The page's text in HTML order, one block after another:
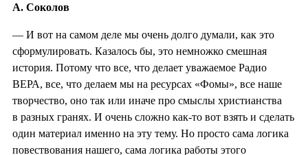
А. Соколов
— И вот на самом деле мы очень долго думали, как это
сформулировать. Казалось бы, это немножко смешная
история. Потому что все, что делает уважаемое Радио
ВЕРА, все, что делаем мы на ресурсах «Фомы», все наше
творчество, оно так или иначе про смыслы христианства
в разных гранях. И очень сложно как-то вот взять и сделать
один материал именно на эту тему. Но просто сама логика
повествования нашего, сама логика работы этого